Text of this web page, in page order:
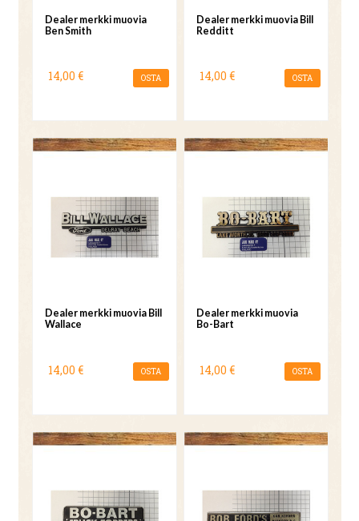
Dealer merkki muovia
Ben Smith
14,00 € OSTA
Dealer merkki muovia Bill
Redditt
14,00 € OSTA
Dealer merkki muovia Bill
Wallace
14,00 € OSTA
Dealer merkki muovia
Bo-Bart
14,00 € OSTA